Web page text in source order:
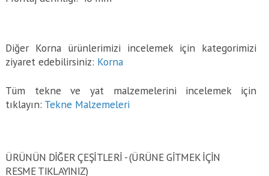
Diğer Korna ürünlerimizi incelemek için kategorimizi
ziyaret edebilirsiniz: Korna
Tüm tekne ve yat malzemelerini incelemek için
tıklayın: Tekne Malzemeleri
ÜRÜNÜN DİĞER ÇEŞİTLERİ - (ÜRÜNE GITMEK IÇIN
RESME TIKLAYINIZ)